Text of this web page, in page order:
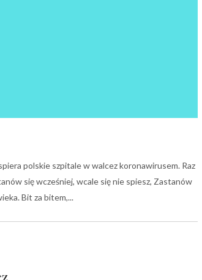
polskie szpitale w walcez koronawirusem. Raz
się wcześniej, wcale się nie spiesz, Zastanów
Bit za bitem,